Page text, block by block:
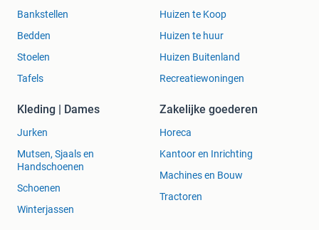
Bankstellen
Bedden
Stoelen
Tafels
Huizen te Koop
Huizen te huur
Huizen Buitenland
Recreatiewoningen
Kleding | Dames
Jurken
Mutsen, Sjaals en
Handschoenen
Schoenen
Winterjassen
Zakelijke goederen
Horeca
Kantoor en Inrichting
Machines en Bouw
Tractoren